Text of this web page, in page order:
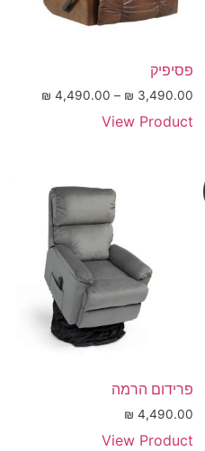
פסיפיק
₪ 3,490.00
–
₪ 4,490.00
View Product
פרידום הרמה
₪ 4,490.00
View Product